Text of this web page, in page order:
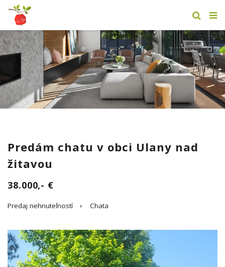
Predám chatu v obci Ulany nad
žitavou
38.000,- €
Predaj nehnuteľností Chata